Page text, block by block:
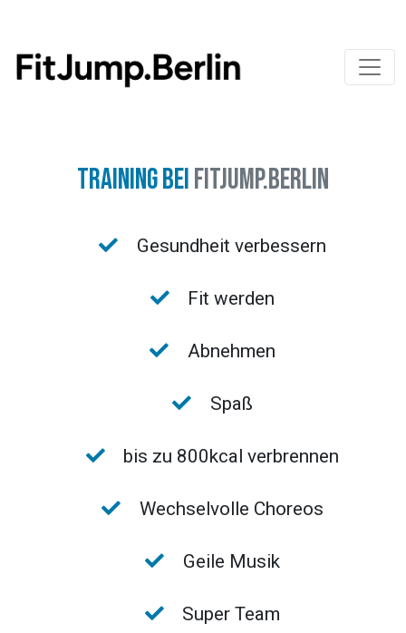
Training beiFitJump.Berlin
Gesundheit verbessern
Fit werden
Abnehmen
Spaß
bis zu 800kcal verbrennen
Wechselvolle Choreos
Geile Musik
Super Team